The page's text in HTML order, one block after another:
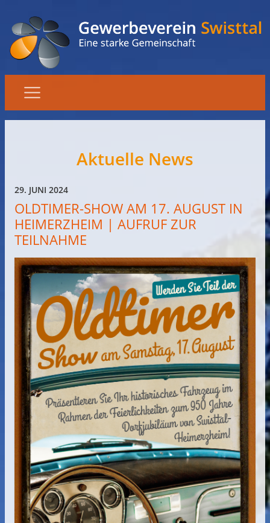
Aktuelle News
29. JUNI 2024
OLDTIMER-SHOW AM 17. AUGUST IN
HEIMERZHEIM | AUFRUF ZUR
TEILNAHME